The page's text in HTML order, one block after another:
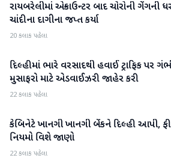
રાષ્ટ્રીય
રાયબરેલીમાં એન્કાઉન્ટર બાદ ચોરોની ગેંગની
ચાંદીના દાગીના જપ્ત કર્યા
20 કલાક પહેલા
રાષ્ટ્રીય
દિલ્હીમાં ભારે વરસાદથી હવાઈ ટ્રાફિક પર
મુસાફરો માટે એડવાઈઝરી જાહેર કરી
22 કલાક પહેલા
રાષ્ટ્રીય
કેબિનેટે ખાનગી ખાનગી બેંકને દિલ્હી આપી,
નિયમો વિશે જાણો
22 કલાક પહેલા